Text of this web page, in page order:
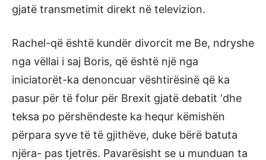
gjatë transmetimit direkt në televizion.
Rachel-që është kundër divorcit me Be, ndryshe
nga vëllai i saj Boris, që është një nga
iniciatorët-ka denoncuar vështirësinë që ka
pasur për të folur për Brexit gjatë debatit ‘dhe
teksa po përshëndeste ka hequr këmishën
përpara syve të të gjithëve, duke bërë batuta
njëra- pas tjetrës. Pavarësisht se u munduan ta